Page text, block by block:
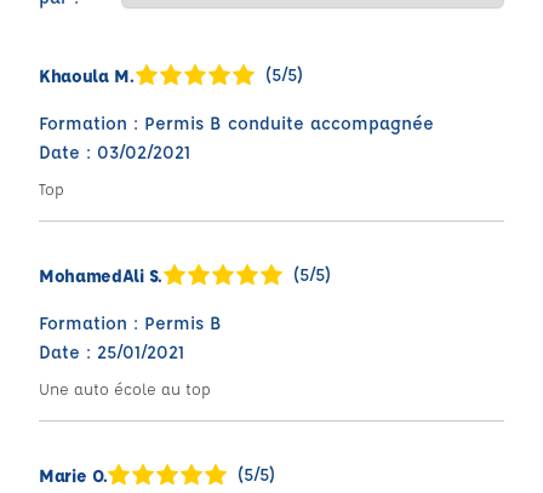
Khaoula M. (5/5)
Formation : Permis B conduite accompagnée
Date : 03/02/2021
Top
MohamedAli S. (5/5)
Formation : Permis B
Date : 25/01/2021
Une auto école au top
Marie O. (5/5)